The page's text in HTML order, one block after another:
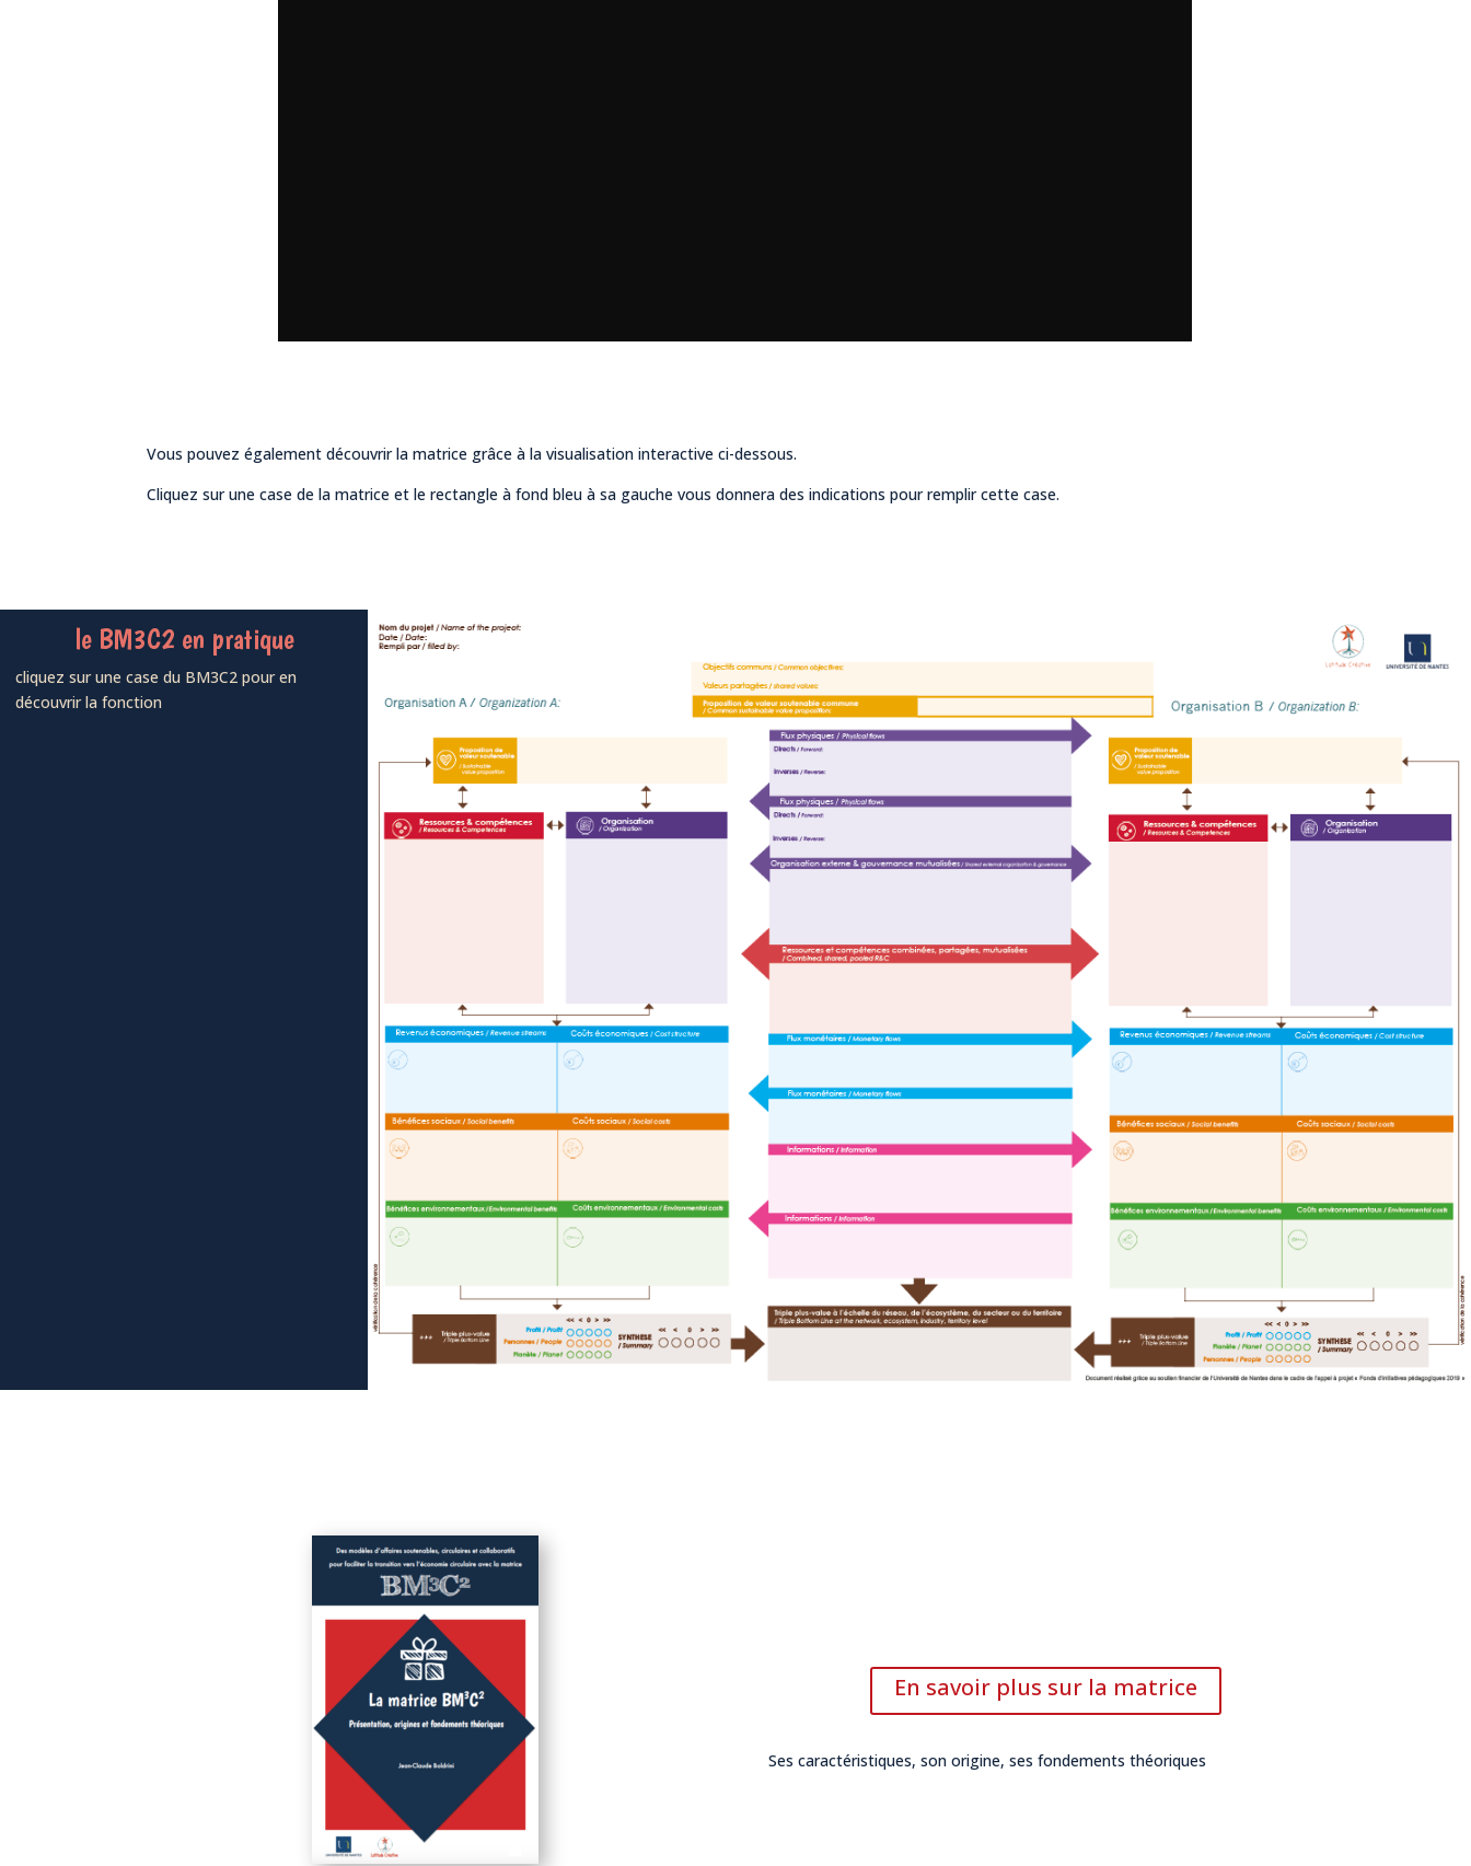
Vous pouvez également découvrir la matrice grâce à la visualisation interactive ci-dessous.
Cliquez sur une case de la matrice et le rectangle à fond bleu à sa gauche vous donnera des indications pour remplir cette case.
le BM3C2 en pratique
cliquez sur une case du BM3C2 pour en
découvrir la fonction
En savoir plus sur la matrice
Ses caractéristiques, son origine, ses fondements théoriques